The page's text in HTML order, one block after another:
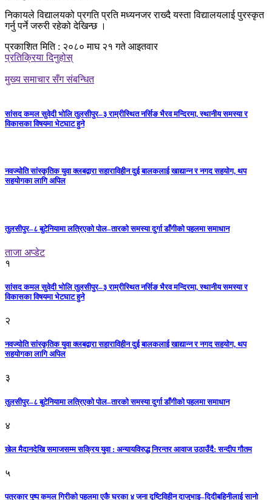
निकायले विद्यालयको प्रगति प्रति मध्यनजर राख्दै यस्ता विद्यालयलाई पुरस्कृत
गर्नु पर्ने जरुरी रहेको देखिन्छ ।
प्रकाशित मिति : २०८० माघ २१ गते आइतवार
प्रतिक्रिया दिनुहोस्
मुख्य समाचार सँग संबन्धित
सांसद कमल सुवेदी भोलि तुलसीपुर–३ राम्रीस्थित नर्सिङ भैरव मन्दिरमा, स्थानीय समस्या र
विकासका विषयमा भेटघाट हुने
नवज्योति सांस्कृतिक युवा क्लबद्वारा सहाराविहीन दुई बालकलाई खाद्यान्न र नगद सहयोग, थप
सहयोगका लागि अपिल
तुलसीपुर–८ बुटेनियामा लत्रिएको पोल–तारको समस्या दुर्गा डाँगीको पहलमा समाधान
ताजा अप्डेट
१
सांसद कमल सुवेदी भोलि तुलसीपुर–३ राम्रीस्थित नर्सिङ भैरव मन्दिरमा, स्थानीय समस्या र
विकासका विषयमा भेटघाट हुने
२
नवज्योति सांस्कृतिक युवा क्लबद्वारा सहाराविहीन दुई बालकलाई खाद्यान्न र नगद सहयोग, थप
सहयोगका लागि अपिल
३
तुलसीपुर–८ बुटेनियामा लत्रिएको पोल–तारको समस्या दुर्गा डाँगीको पहलमा समाधान
४
खेल मैदानदेखि समाजसम्म सक्रिय युवा : अन्यायविरुद्ध निरन्तर आवाज उठाउँदै: सन्दीप गौतम
५
पत्रकार पुष्प कमल गिरीको पहलमा एकै घरका ४ जना दृष्टिविहीन दाजुभाइ–दिदीबहिनीलाई सानो